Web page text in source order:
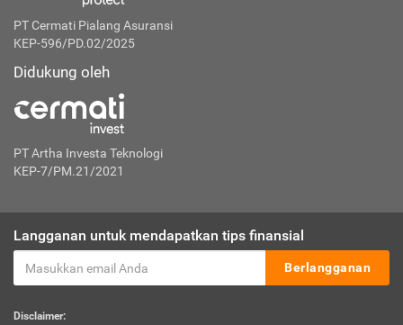
PT Cermati Pialang Asuransi
KEP-596/PD.02/2025
Didukung oleh
PT Artha Investa Teknologi
KEP-7/PM.21/2021
Langganan untuk mendapatkan tips finansial
Berlangganan
Disclaimer: